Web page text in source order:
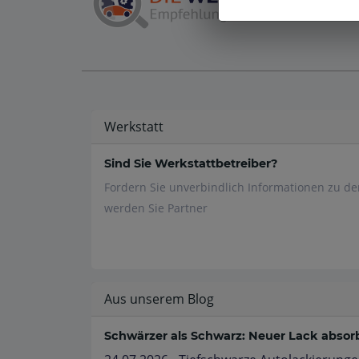
Werkstatt
Sind Sie Werkstattbetreiber?
Fordern Sie unverbindlich Informationen zu
werden Sie Partner
Aus unserem Blog
Schwärzer als Schwarz: Neuer Lack